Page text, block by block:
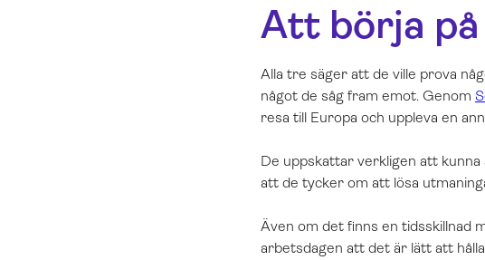
Att börja
Alla tre säger att de ville prova
något de såg fram emot. Genom
resa till Europa och uppleva en
De uppskattar verkligen att
att de tycker om att lösa
Även om det finns en tidsskillnad
arbetsdagen att det är lätt att